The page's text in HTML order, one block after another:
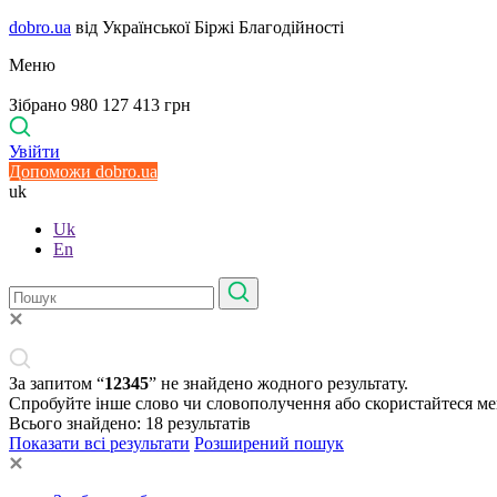
dobro.ua від Української Біржі Благодійності
Меню
Зібрано 980 127 413 грн
Увійти
Допоможи dobro.ua
uk
Uk
En
За запитом “12345” не знайдено жодного результату.
Спробуйте інше слово чи словополучення або скористайтеся
Всього знайдено: 18 результатів
Показати всі результати Розширений пошук